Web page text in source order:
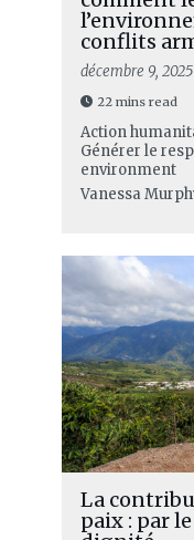
conflits
décembre 9, 2025
22 mins read
Action
Générer le
environment
Vanessa
La
paix : par